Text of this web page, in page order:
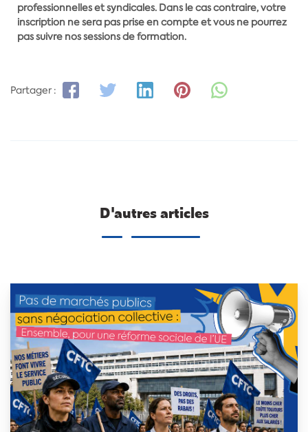
professionnelles et syndicales. Dans le cas contraire, votre
inscription ne sera pas prise en compte et vous ne pourrez
pas suivre nos sessions de formation.
Partager :
D'autres articles